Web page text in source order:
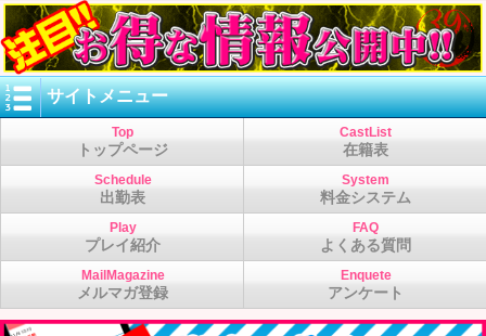
サイトメニュー
Top
トップページ
CastList
在籍表
Schedule
出勤表
System
料金システム
Play
プレイ紹介
FAQ
よくある質問
MailMagazine
メルマガ登録
Enquete
アンケート